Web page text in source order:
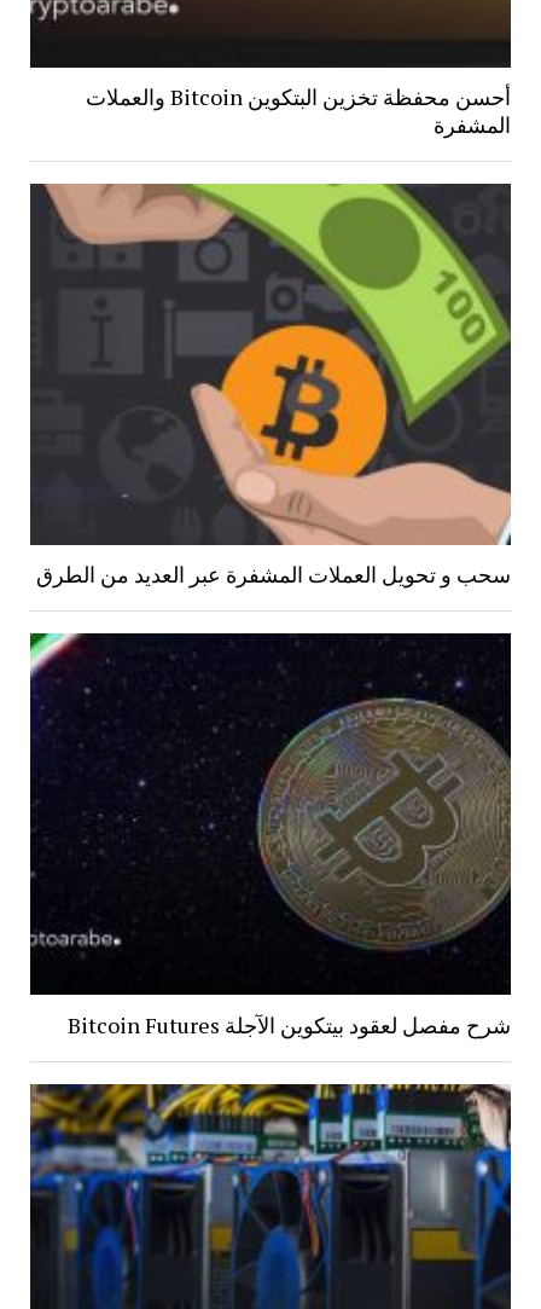
أحسن محفظة تخزين البتكوين Bitcoin والعملات
المشفرة
سحب و تحويل العملات المشفرة عبر العديد من الطرق
شرح مفصل لعقود بيتكوين الآجلة Bitcoin Futures